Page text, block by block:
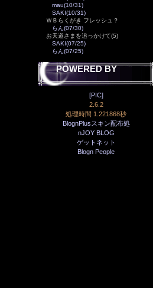
mau(10/31)
SAKI(10/31)
ＷＢらくがき フレッシュ？
らん(07/30)
お天道さまを追っかけて(5)
SAKI(07/25)
らん(07/25)
POWERED BY
[PIC]
2.6.2
処理時間 1.221868秒
BlognPlusスキン配布処
nJOY BLOG
ゲットネット
Blogn People